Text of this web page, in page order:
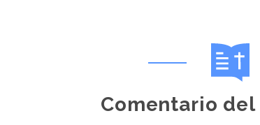
Comentario del